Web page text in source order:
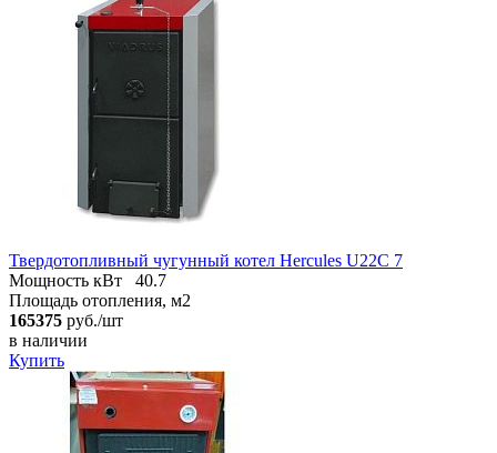
Твердотопливный чугунный котел Hercules U22C 7
Мощность кВт
40.7
Площадь отопления, м2
165375 руб./шт
в наличии
Купить